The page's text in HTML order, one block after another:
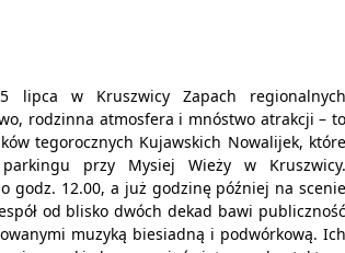
lipca w Kruszwicy Zapach regionalnych
rodzinna atmosfera i mnóstwo atrakcji – to
tegorocznych Kujawskich Nowalijek, które
przy Mysiej Wieży w Kruszwicy.
godz. 12.00, a już godzinę później na scenie
od blisko dwóch dekad bawi publiczność
muzyką biesiadną i podwórkową. Ich